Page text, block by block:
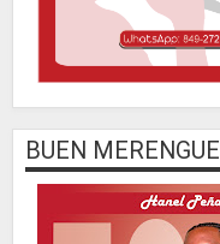
BUEN MERENGUE